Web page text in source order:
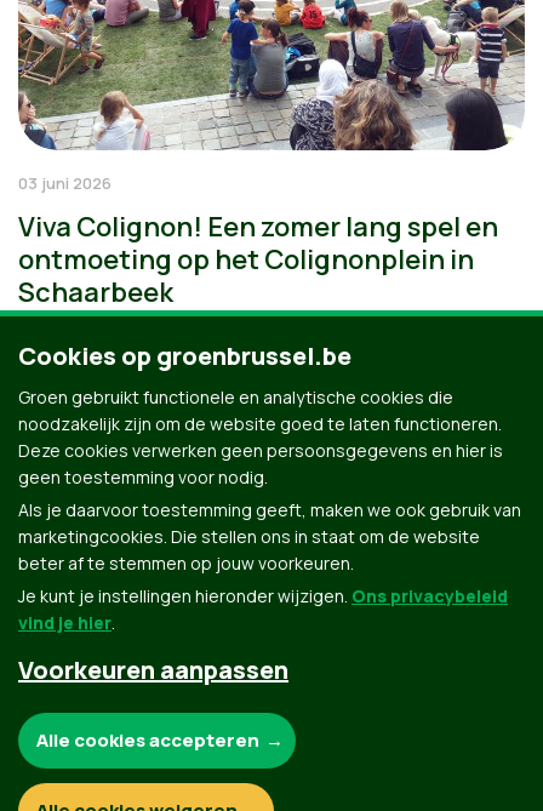
03 juni 2026
Viva Colignon! Een zomer lang spel en
ontmoeting op het Colignonplein in
Schaarbeek
Groen.be
Contact Privacybeleid
Cookies op groenbrussel.be
Groen gebruikt functionele en analytische cookies die
noodzakelijk zijn om de website goed te laten functioneren.
Deze cookies verwerken geen persoonsgegevens en hier is
geen toestemming voor nodig.
Als je daarvoor toestemming geeft, maken we ook gebruik van
marketingcookies. Die stellen ons in staat om de website
beter af te stemmen op jouw voorkeuren.
Je kunt je instellingen hieronder wijzigen. Ons privacybeleid
vind je hier.
Voorkeuren aanpassen
Functionele en analytische cookies:
Alle cookies accepteren